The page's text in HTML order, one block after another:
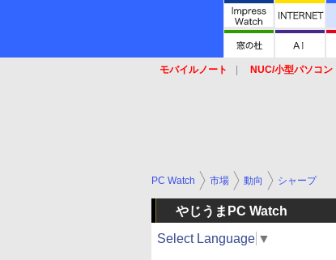
モバイルノート NUC/小型パソコン
PC Watch 市場 動向 シャープ
やじうまPC Watch
Select Language ▼